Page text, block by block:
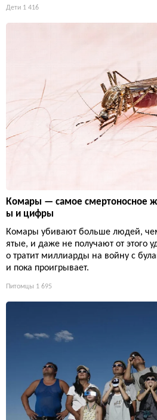
Дети 1 416
Комары — самое смертоносное
ы и цифры
Комары убивают больше людей,
ятые, и даже не получают от этого
о тратит миллиарды на войну с
и пока проигрывает.
Питомцы 1 695